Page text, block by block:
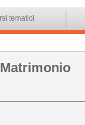
tematici